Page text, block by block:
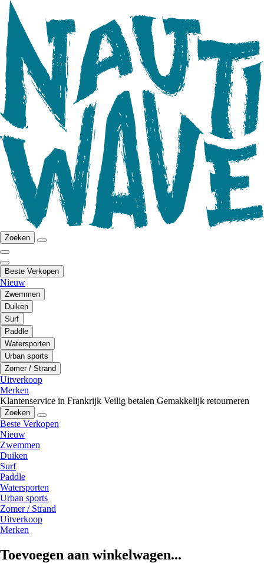
Zoeken
Beste Verkopen
Nieuw
Zwemmen
Duiken
Surf
Paddle
Watersporten
Urban sports
Zomer / Strand
Uitverkoop
Merken
Klantenservice in Frankrijk Veilig betalen Gemakkelijk retourneren
Zoeken
Beste Verkopen
Nieuw
Zwemmen
Duiken
Surf
Paddle
Watersporten
Urban sports
Zomer / Strand
Uitverkoop
Merken
Toevoegen aan winkelwagen...